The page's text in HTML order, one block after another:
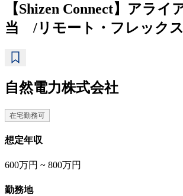
【Shizen Connect】アライ
当 /リモート・フレック
自然電力株式会社
在宅勤務可
想定年収
600万円 ~ 800万円
勤務地